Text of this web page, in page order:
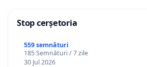
Stop cerșetoria
559 semnături
185 Semnături / 7 zile
30 Jul 2026